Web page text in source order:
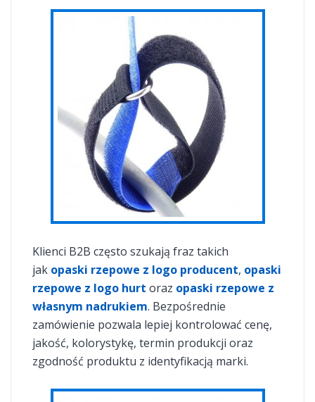
Klienci B2B często szukają fraz takich
jak opaski rzepowe z logo producent, opaski
rzepowe z logo hurt oraz opaski rzepowe z
własnym nadrukiem. Bezpośrednie
zamówienie pozwala lepiej kontrolować cenę,
jakość, kolorystykę, termin produkcji oraz
zgodność produktu z identyfikacją marki.